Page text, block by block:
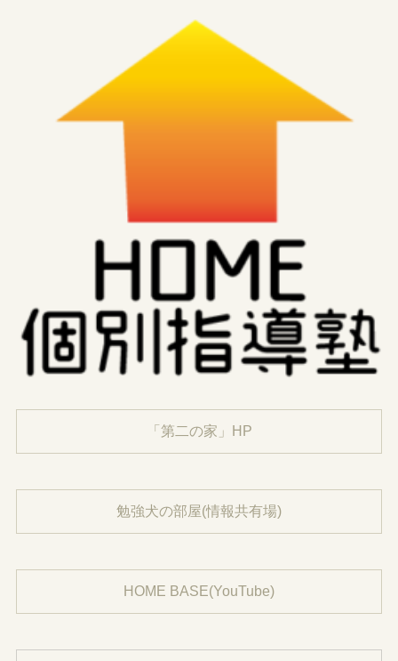
「第二の家」HP
勉強犬の部屋(情報共有場)
HOME BASE(YouTube)